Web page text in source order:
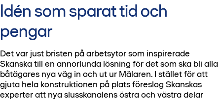
Idén som sparat tid och
pengar
Det var just bristen på arbetsytor som inspirerade
Skanska till en annorlunda lösning för det som ska bli alla
båtägares nya väg in och ut ur Mälaren. I stället för att
gjuta hela konstruktionen på plats föreslog Skanskas
experter att nya slusskanalens östra och västra delar